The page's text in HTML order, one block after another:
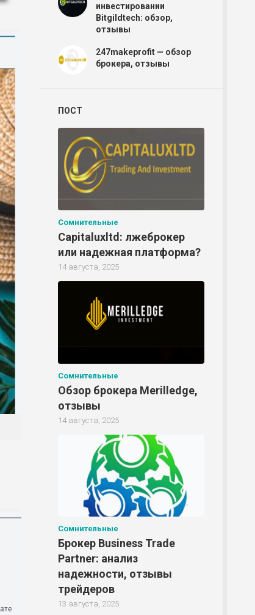
инвестировании
Bitgildtech: обзор,
отзывы
247makeprofit — обзор
брокера, отзывы
ПОСТ
Сомнительные
Capitaluxltd: лжеброкер
или надежная платформа?
14 августа, 2025
Сомнительные
Обзор брокера Merilledge,
отзывы
14 августа, 2025
Сомнительные
Брокер Business Trade
Partner: анализ
надежности, отзывы
трейдеров
13 августа, 2025